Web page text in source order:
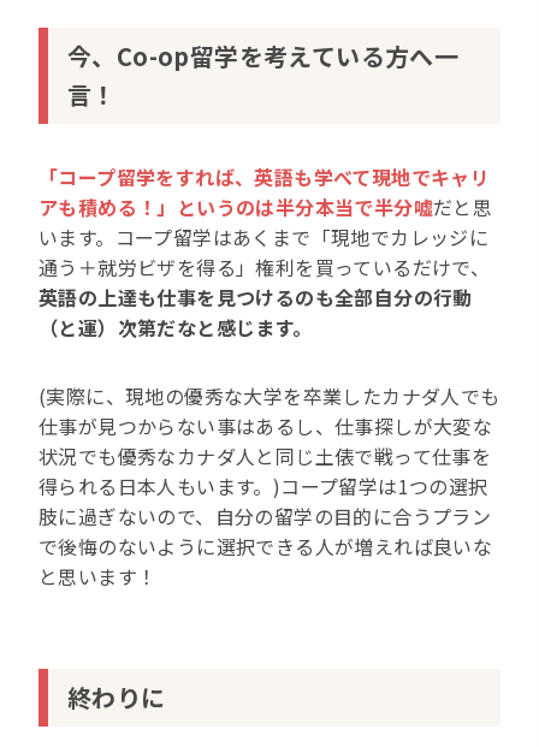
今、Co-op留学を考えている方へ一
言！
「コープ留学をすれば、英語も学べて現地でキャリ
アも積める！」というのは半分本当で半分嘘だと思
います。コープ留学はあくまで「現地でカレッジに
通う＋就労ビザを得る」権利を買っているだけで、
英語の上達も仕事を見つけるのも全部自分の行動
（と運）次第だなと感じます。
(実際に、現地の優秀な大学を卒業したカナダ人でも
仕事が見つからない事はあるし、仕事探しが大変な
状況でも優秀なカナダ人と同じ土俵で戦って仕事を
得られる日本人もいます。)コープ留学は1つの選択
肢に過ぎないので、自分の留学の目的に合うプラン
で後悔のないように選択できる人が増えれば良いな
と思います！
終わりに